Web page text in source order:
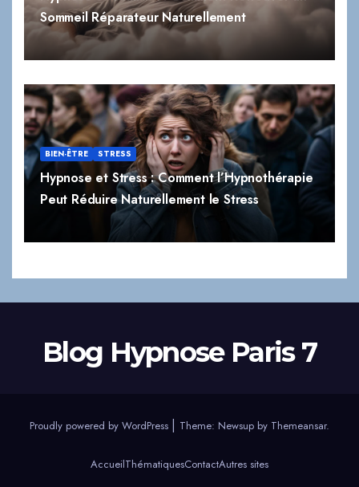
Sommeil Réparateur Naturellement
BIEN-ÊTRE STRESS
Hypnose et Stress : Comment l’Hypnothérapie
Peut Réduire Naturellement le Stress
Blog Hypnose Paris 7
Proudly powered by WordPress | Theme: Newsup by Themeansar.
AccueilThématiquesContactAutres sites